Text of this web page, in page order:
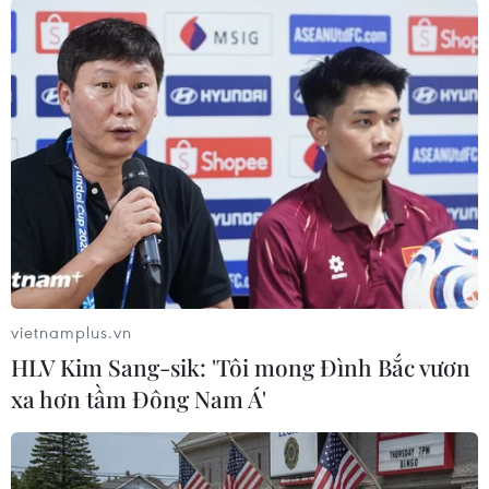
#Đóng giày
#Hiệp định thương mại tự do
#Da giày
#Xuất khẩu Áo Italy Việt Nam
Theo dõi VietnamPlus
vietnamplus.vn
HLV Kim Sang-sik: 'Tôi mong Đình Bắc vươn
xa hơn tầm Đông Nam Á'